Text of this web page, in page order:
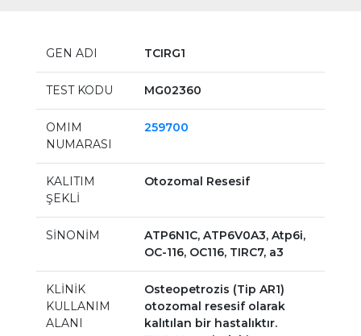
GEN ADI TCIRG1
TEST KODU MG02360
OMIM
NUMARASI
259700
KALITIM
ŞEKLİ
Otozomal Resesif
SİNONİM
ATP6N1C, ATP6V0A3, Atp6i,
OC-116, OC116, TIRC7, a3
KLİNİK
KULLANIM
ALANI
Osteopetrozis (Tip AR1)
otozomal resesif olarak
kalıtılan bir hastalıktır.